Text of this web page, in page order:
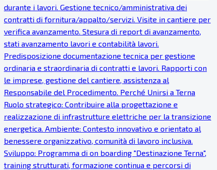
durante i lavori. Gestione tecnico/amministrativa dei
contratti di fornitura/appalto/servizi. Visite in cantiere per
verifica avanzamento. Stesura di report di avanzamento,
stati avanzamento lavori e contabilità lavori.
Predisposizione documentazione tecnica per gestione
ordinaria e straordinaria di contratti e lavori. Rapporti con
le imprese, gestione del cantiere, assistenza al
Responsabile del Procedimento. Perché Unirsi a Terna
Ruolo strategico: Contribuire alla progettazione e
realizzazione di infrastrutture elettriche per la transizione
energetica. Ambiente: Contesto innovativo e orientato al
benessere organizzativo, comunità di lavoro inclusiva.
Sviluppo: Programma di on boarding "Destinazione Terna",
training strutturati, formazione continua e percorsi di